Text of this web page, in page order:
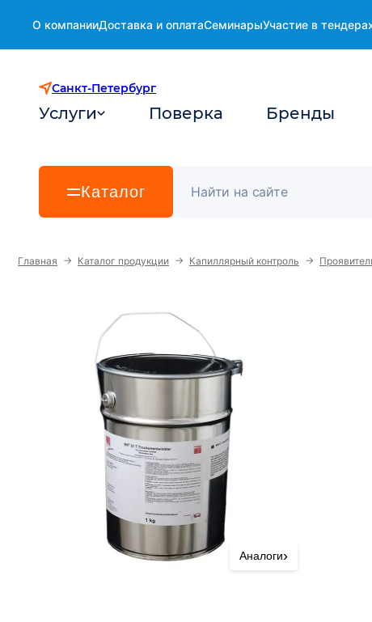
О компанииДоставка и оплатаСеминарыУчастие в
Санкт-Петербург
Услуги Поверка Бренды
Каталог
Главная → Каталог продукции → Капиллярный контроль →
Аналоги›